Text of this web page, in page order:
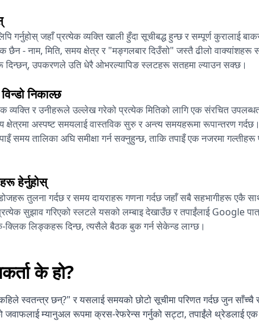
गर्नुहोस् जहाँ प्रत्येक व्यक्ति खाली हुँदा सूचीबद्ध हुन्छ र सम्पूर्ण कुरालाई
छैन - नाम, मिति, समय क्षेत्र र "मङ्गलबार दिउँसो" जस्तै ढीलो वाक्यांशहरू
दिन्छन्, उपकरणले उति धेरै ओभरल्यापिङ स्लटहरू सतहमा ल्याउन सक्छ।
निकाल्छ
व्यक्ति र उनीहरूले उल्लेख गरेको प्रत्येक मितिको लागि एक संरचित
क्षेत्रमा अस्पष्ट समयलाई वास्तविक सुरु र अन्त्य समयहरूमा रूपान्तरण
समय तालिका अघि समीक्षा गर्न सक्नुहुन्छ, ताकि तपाइँ एक नजरमा गल्तीहरू
हेर्नुहोस्
तुलना गर्दछ र समय दायराहरू गणना गर्दछ जहाँ सबै सहभागीहरू एकै
सुझाव गरिएको स्लटले यसको लम्बाइ देखाउँछ र तपाईंलाई Google
क्लिक लिङ्कहरू दिन्छ, त्यसैले बैठक बुक गर्न सेकेन्ड लाग्छ।
के हो?
स्वतन्त्र छन्?" र यसलाई समयको छोटो सूचीमा परिणत गर्दछ जुन साँच्चै
जवाफलाई म्यानुअल रूपमा क्रस-रेफरेन्स गर्नुको सट्टा, तपाईंले थ्रेडलाई